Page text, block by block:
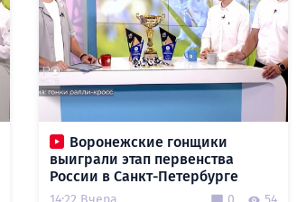
Воронежские гонщики
выиграли этап первенства
России в Санкт-Петербурге